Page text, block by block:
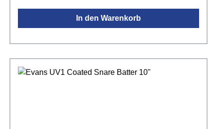
vielseitigsten und strapazierfähigsten 10 mil
Schlagfelle auf dem Markt.Spezifikationen:Größe:
einsetzbar sehr strapazierfähig Level 360
In den Warenkorb